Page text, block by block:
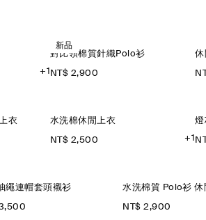
+1
新品
對比領棉質針織Polo衫
NT$ 2,900
休
衣 水洗棉休閒上衣
NT$ 2,500 +1
燈
繩連帽套頭襯衫 水洗棉質 Polo衫 休
NT$ 2,900